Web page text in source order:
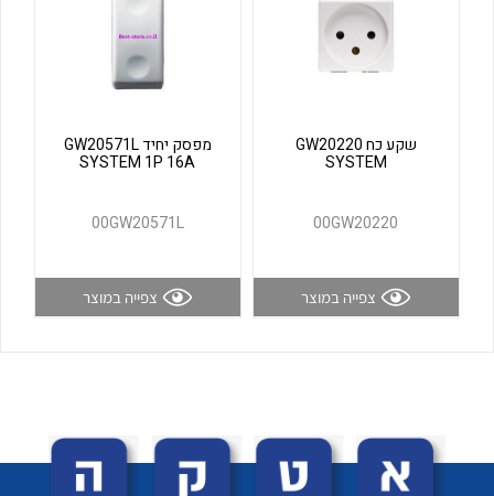
לכל מוצרי היצרן לכל מוצרי היצרן
לכל מוצרי היצרן לכל מוצרי היצרן
שקע כח GW20220
SYSTEM
00GW20220
צפייה במוצר
מפסק יחיד GW20571L
SYSTEM 1P 16A
00GW20571L
צפייה במוצר